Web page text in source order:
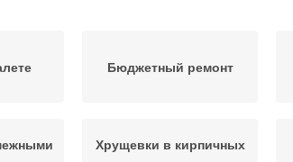
Бюджетный ремонт
Хрущевки в кирпичных